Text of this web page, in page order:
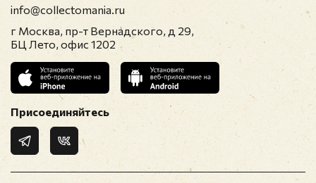
info@collectomania.ru
г Москва, пр-т Вернадского, д 29,
БЦ Лето, офис 1202
Присоединяйтесь